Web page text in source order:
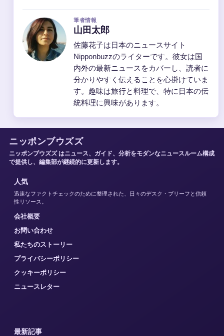
筆者情報
山田太郎
佐藤花子は日本のニュースサイト
Nipponbuzzのライターです。彼女は国
内外の最新ニュースをカバーし、読者に
分かりやすく伝えることを心掛けていま
す。趣味は旅行と料理で、特に日本の伝
統料理に興味があります。
ニッポンブウズズ
ニッポンブウズズ はニュース、ガイド、分析をモダンなニュースルーム構成
で提供し、編集部が継続的に更新します。
人気
迅速なファクトチェックのために整理された、日々のデスク・ブリーフと信頼
性リソース。
会社概要
お問い合わせ
私たちのストーリー
プライバシーポリシー
クッキーポリシー
ニュースレター
最新記事